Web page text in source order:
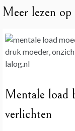
Meer lezen
Mentale load
verlichten